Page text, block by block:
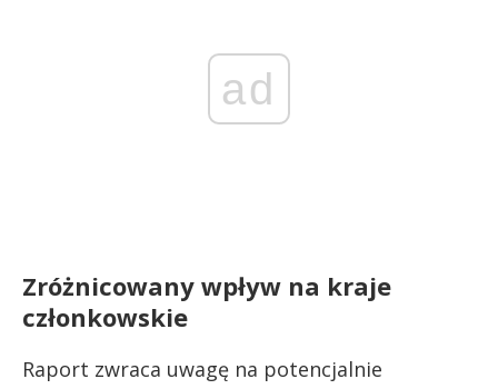
ad
Zróżnicowany wpływ na kraje
członkowskie
Raport zwraca uwagę na potencjalnie